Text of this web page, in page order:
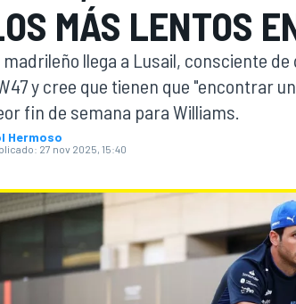
MÁS LENTOS
madrileño llega a Lusail, consciente
y cree que tienen que "encontrar
fin de semana para Williams.
Hermoso
27 nov 2025, 15:40